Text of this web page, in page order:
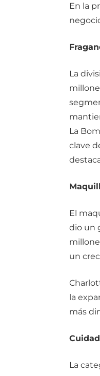
En la
La
La
clave
El
dio un
un
la
más
La